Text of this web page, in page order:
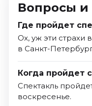
Вопросы и
Где пройдет
Ох, уж эти страхи
в Санкт-
Когда пройдет
Спектакль
воскресенье.